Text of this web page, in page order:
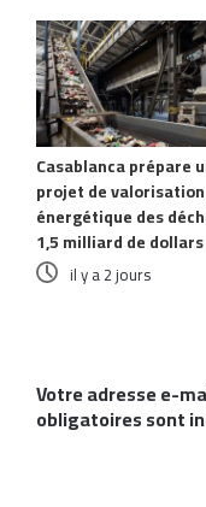
Casablanca prépare
projet de valorisation
énergétique des
1,5 milliard de dollars
il y a 2 jours
Votre adresse e-
obligatoires sont